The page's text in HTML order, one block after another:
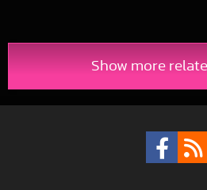
Show more